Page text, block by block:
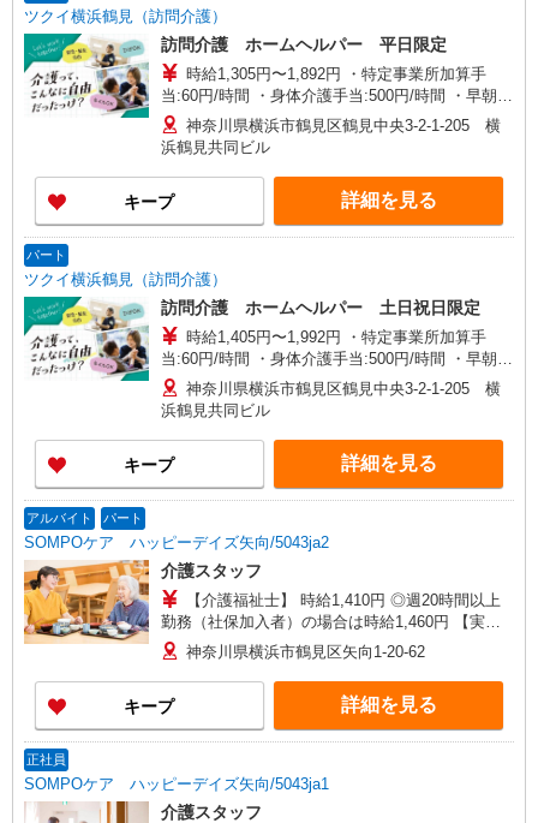
ツクイ横浜鶴見（訪問介護）
訪問介護 ホームヘルパー 平日限定
時給1,305円〜1,892円 ・特定事業所加算手
当:60円/時間 ・身体介護手当:500円/時間 ・早朝夜
間深夜手当:300円/時間 （18:00〜翌07:59の時間
帯） ・ICT手当:2,000円/月 ・深夜割増は別途支給
・ケア→ケアの移動時間も賃金（時給）を支給 ※
給与幅は資格・経験等による
神奈川県横浜市鶴見区鶴見中央3-2-1-205 横
浜鶴見共同ビル
キープ 詳細を見る
パート
ツクイ横浜鶴見（訪問介護）
訪問介護 ホームヘルパー 土日祝日限定
時給1,405円〜1,992円 ・特定事業所加算手
当:60円/時間 ・身体介護手当:500円/時間 ・早朝夜
間深夜手当:300円/時間 （18:00〜翌07:59の時間
帯） ・ICT手当:2,000円/月 ・深夜割増は別途支給
・ケア→ケアの移動時間も賃金（時給）を支給 ・
土日祝日手当:100円/時間含む ※給与幅は資格・経
験等による
神奈川県横浜市鶴見区鶴見中央3-2-1-205 横
浜鶴見共同ビル
キープ 詳細を見る
アルバイト パート
SOMPOケア ハッピーデイズ矢向/5043ja2
介護スタッフ
【介護福祉士】 時給1,410円 ◎週20時間以上
勤務（社保加入者）の場合は時給1,460円 【実務
者研修・初任者研修（ヘルパー1級・2級）・無資
格】 時給1,330円 ◎週20時間以上勤務（社保加入
者）の場合は時給1,380円
神奈川県横浜市鶴見区矢向1-20-62
キープ 詳細を見る
正社員
SOMPOケア ハッピーデイズ矢向/5043ja1
介護スタッフ